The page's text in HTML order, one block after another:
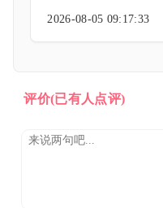
2026-08-05 09:17:33
评价(已有人点评)